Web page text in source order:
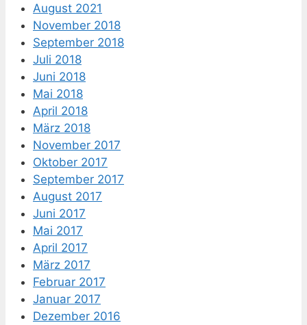
August 2021
November 2018
September 2018
Juli 2018
Juni 2018
Mai 2018
April 2018
März 2018
November 2017
Oktober 2017
September 2017
August 2017
Juni 2017
Mai 2017
April 2017
März 2017
Februar 2017
Januar 2017
Dezember 2016